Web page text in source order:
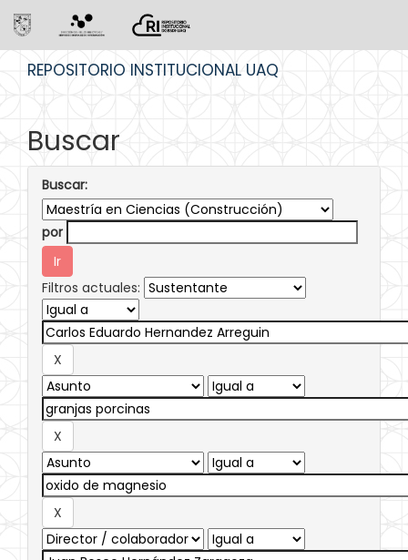
REPOSITORIO INSTITUCIONAL UAQ
Buscar
Buscar:
por
Filtros actuales: